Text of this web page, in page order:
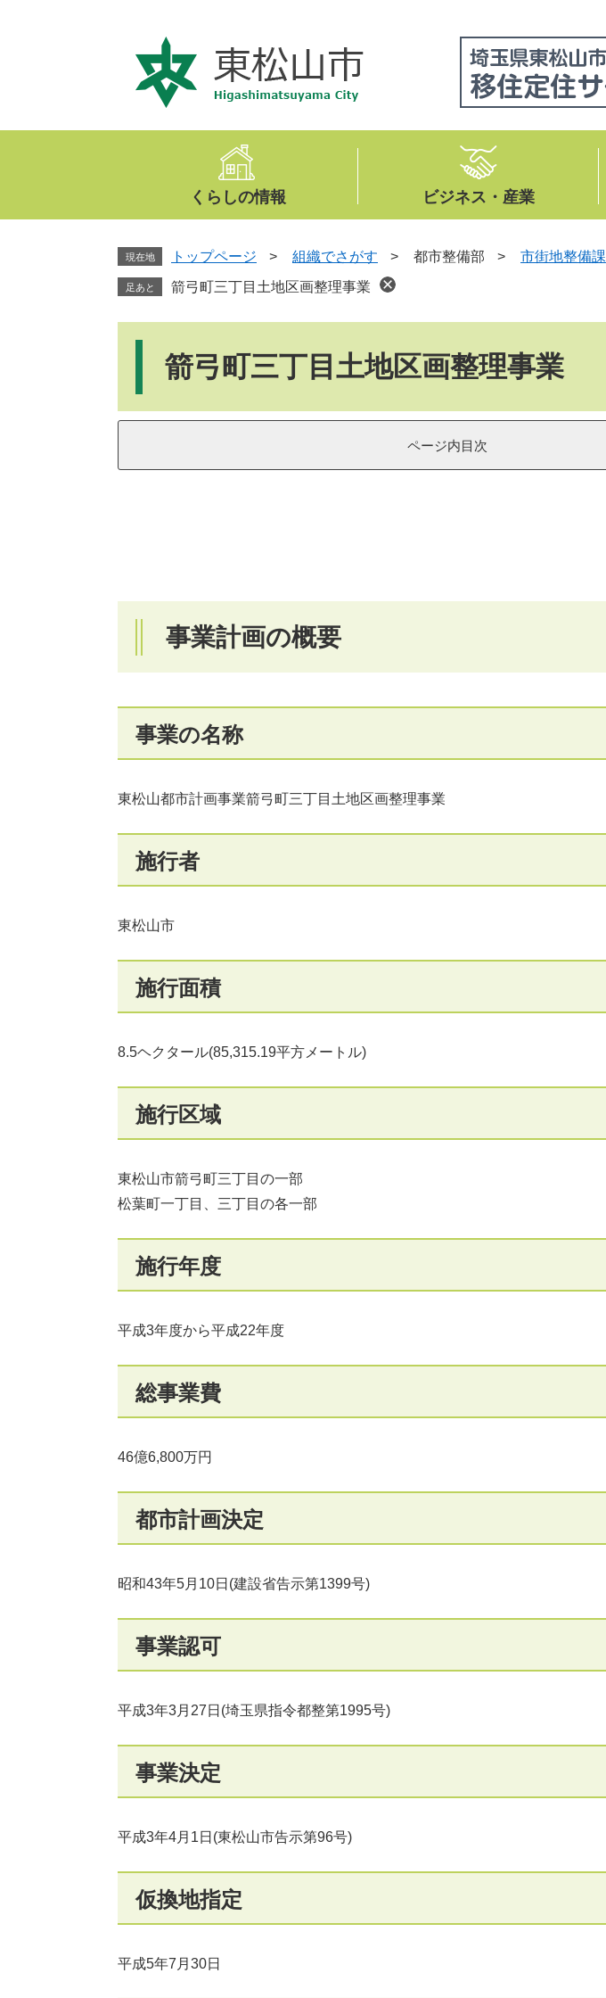
文
くらしの情報 ビジネス・産業
現在地 トップページ > 組織でさがす > 都市整備部 > 市街地整備課
足あと 箭弓町三丁目土地区画整理事業
箭弓町三丁目土地区画整理事業
ページ内目次
事業計画の概要
事業の名称
東松山都市計画事業箭弓町三丁目土地区画整理事業
施行者
東松山市
施行面積
8.5ヘクタール(85,315.19平方メートル)
施行区域
東松山市箭弓町三丁目の一部
松葉町一丁目、三丁目の各一部
施行年度
平成3年度から平成22年度
総事業費
46億6,800万円
都市計画決定
昭和43年5月10日(建設省告示第1399号)
事業認可
平成3年3月27日(埼玉県指令都整第1995号)
事業決定
平成3年4月1日(東松山市告示第96号)
仮換地指定
平成5年7月30日